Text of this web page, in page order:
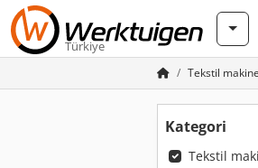
Türkiye
Tekstil
Kategori
Tekstil